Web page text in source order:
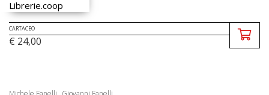
CARTACEO
€ 24,00
,